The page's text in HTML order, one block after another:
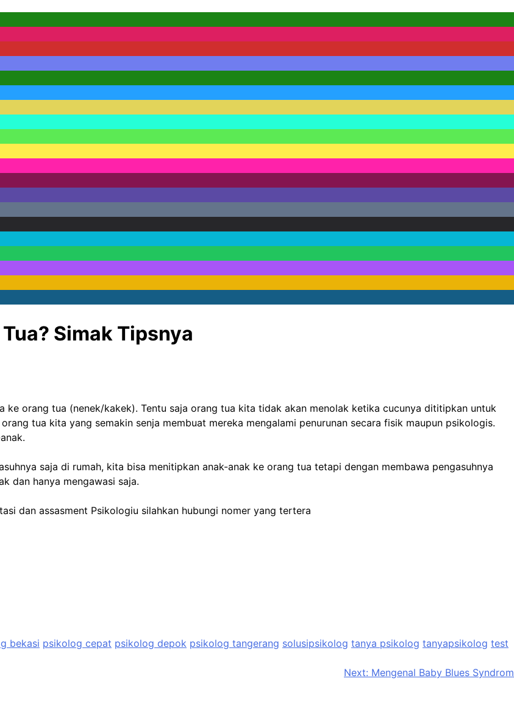
Simak Tipsnya
ke orang tua (nenek/kakek). Tentu saja orang tua kita tidak akan menolak ketika cucunya dititipkan untuk
tua kita yang semakin senja membuat mereka mengalami penurunan secara fisik maupun psikologis.
saja di rumah, kita bisa menitipkan anak-anak ke orang tua tetapi dengan membawa pengasuhnya
dan hanya mengawasi saja.
dan assasment Psikologiu silahkan hubungi nomer yang tertera
bekasi psikolog cepat psikolog depok psikolog tangerang solusipsikolog tanya psikolog tanyapsikolog test
Next: Mengenal Baby Blues Syndrom